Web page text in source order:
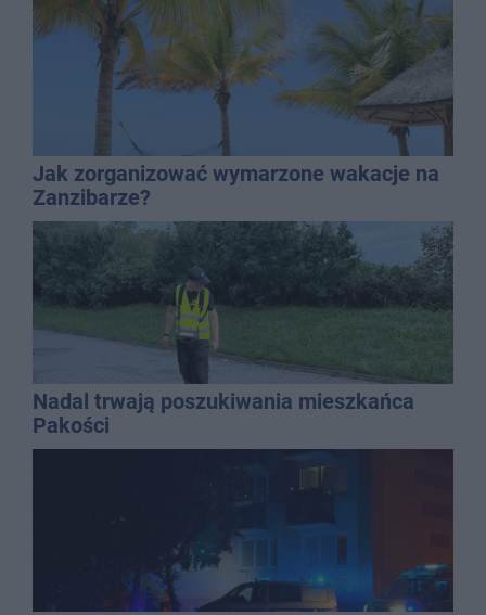
Jak zorganizować wymarzone wakacje na
Zanzibarze?
Nadal trwają poszukiwania mieszkańca
Pakości